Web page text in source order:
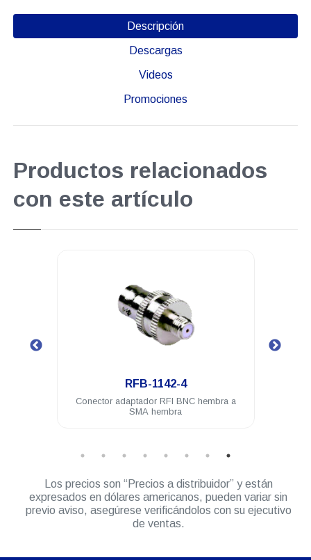
Descripción
Descargas
Videos
Promociones
Productos relacionados
con este artículo
RFB-1142-4
Conector adaptador RFI BNC hembra a
SMA hembra
Los precios son “Precios a distribuidor” y están
expresados en dólares americanos, pueden variar sin
previo aviso, asegúrese verificándolos con su ejecutivo
de ventas.